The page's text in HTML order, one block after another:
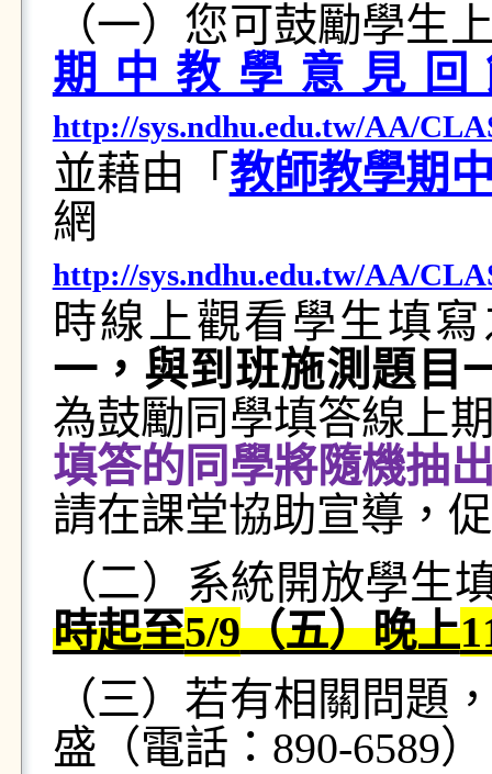
（一）您可鼓勵學生
期中教學意見
http://sys.ndhu.edu.tw/AA/
並藉由「 教師教學期
網
http://sys.ndhu.edu.tw/AA/
時線上觀看學生填
一，與到班施測題目
為鼓勵同學填答線上
填答的同學將隨機抽
請在課堂協助宣導，
（二）系統開放學生
時起至5/9（五）晚上
（三）若有相關問題
盛（電話： 890-6589）